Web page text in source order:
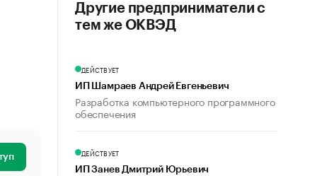
Другие предприниматели с
тем же ОКВЭД
ДЕЙСТВУЕТ
ИП Шамраев Андрей Евгеньевич
Разработка компьютерного программного
обеспечения
ДЕЙСТВУЕТ
ИП Занев Дмитрий Юрьевич